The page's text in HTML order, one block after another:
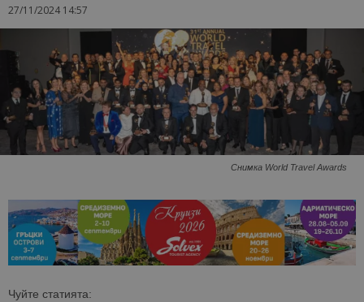
27/11/2024 14:57
Снимка World Travel Awards
Чуйте статията: